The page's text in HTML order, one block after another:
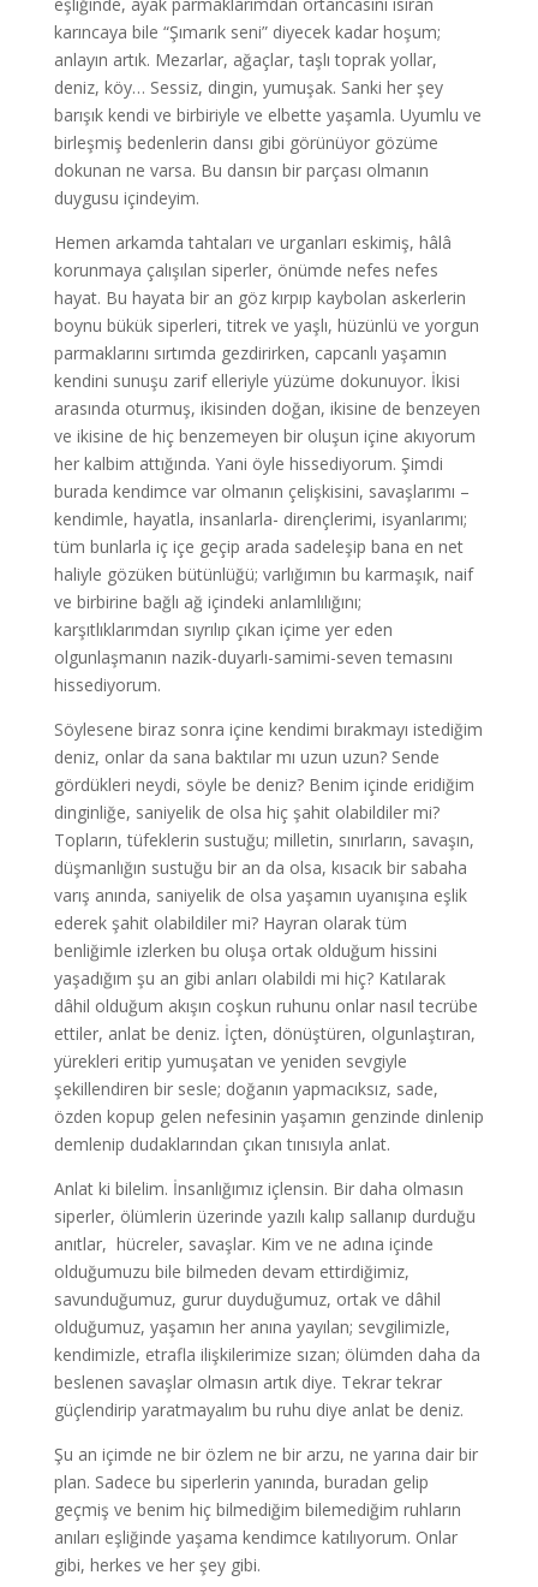
karıncaya bile “Şımarık seni” diyecek kadar hoşum;
anlayın artık. Mezarlar, ağaçlar, taşlı toprak yollar,
deniz, köy… Sessiz, dingin, yumuşak. Sanki her şey
barışık kendi ve birbiriyle ve elbette yaşamla. Uyumlu ve
birleşmiş bedenlerin dansı gibi görünüyor gözüme
dokunan ne varsa. Bu dansın bir parçası olmanın
duygusu içindeyim.
Hemen arkamda tahtaları ve urganları eskimiş, hâlâ
korunmaya çalışılan siperler, önümde nefes nefes
hayat. Bu hayata bir an göz kırpıp kaybolan askerlerin
boynu bükük siperleri, titrek ve yaşlı, hüzünlü ve yorgun
parmaklarını sırtımda gezdirirken, capcanlı yaşamın
kendini sunuşu zarif elleriyle yüzüme dokunuyor. İkisi
arasında oturmuş, ikisinden doğan, ikisine de benzeyen
ve ikisine de hiç benzemeyen bir oluşun içine akıyorum
her kalbim attığında. Yani öyle hissediyorum. Şimdi
burada kendimce var olmanın çelişkisini, savaşlarımı –
kendimle, hayatla, insanlarla- dirençlerimi, isyanlarımı;
tüm bunlarla iç içe geçip arada sadeleşip bana en net
haliyle gözüken bütünlüğü; varlığımın bu karmaşık, naif
ve birbirine bağlı ağ içindeki anlamlılığını;
karşıtlıklarımdan sıyrılıp çıkan içime yer eden
olgunlaşmanın nazik-duyarlı-samimi-seven temasını
hissediyorum.
Söylesene biraz sonra içine kendimi bırakmayı istediğim
deniz, onlar da sana baktılar mı uzun uzun? Sende
gördükleri neydi, söyle be deniz? Benim içinde eridiğim
dinginliğe, saniyelik de olsa hiç şahit olabildiler mi?
Topların, tüfeklerin sustuğu; milletin, sınırların, savaşın,
düşmanlığın sustuğu bir an da olsa, kısacık bir sabaha
varış anında, saniyelik de olsa yaşamın uyanışına eşlik
ederek şahit olabildiler mi? Hayran olarak tüm
benliğimle izlerken bu oluşa ortak olduğum hissini
yaşadığım şu an gibi anları olabildi mi hiç? Katılarak
dâhil olduğum akışın coşkun ruhunu onlar nasıl tecrübe
ettiler, anlat be deniz. İçten, dönüştüren, olgunlaştıran,
yürekleri eritip yumuşatan ve yeniden sevgiyle
şekillendiren bir sesle; doğanın yapmacıksız, sade,
özden kopup gelen nefesinin yaşamın genzinde dinlenip
demlenip dudaklarından çıkan tınısıyla anlat.
Anlat ki bilelim. İnsanlığımız içlensin. Bir daha olmasın
siperler, ölümlerin üzerinde yazılı kalıp sallanıp durduğu
anıtlar, hücreler, savaşlar. Kim ve ne adına içinde
olduğumuzu bile bilmeden devam ettirdiğimiz,
savunduğumuz, gurur duyduğumuz, ortak ve dâhil
olduğumuz, yaşamın her anına yayılan; sevgilimizle,
kendimizle, etrafla ilişkilerimize sızan; ölümden daha da
beslenen savaşlar olmasın artık diye. Tekrar tekrar
güçlendirip yaratmayalım bu ruhu diye anlat be deniz.
Şu an içimde ne bir özlem ne bir arzu, ne yarına dair bir
plan. Sadece bu siperlerin yanında, buradan gelip
geçmiş ve benim hiç bilmediğim bilemediğim ruhların
anıları eşliğinde yaşama kendimce katılıyorum. Onlar
gibi, herkes ve her şey gibi.